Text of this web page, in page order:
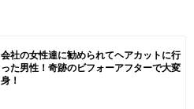
会社の女性達に勧められてヘアカットに行
った男性！奇跡のビフォーアフターで大変
身！